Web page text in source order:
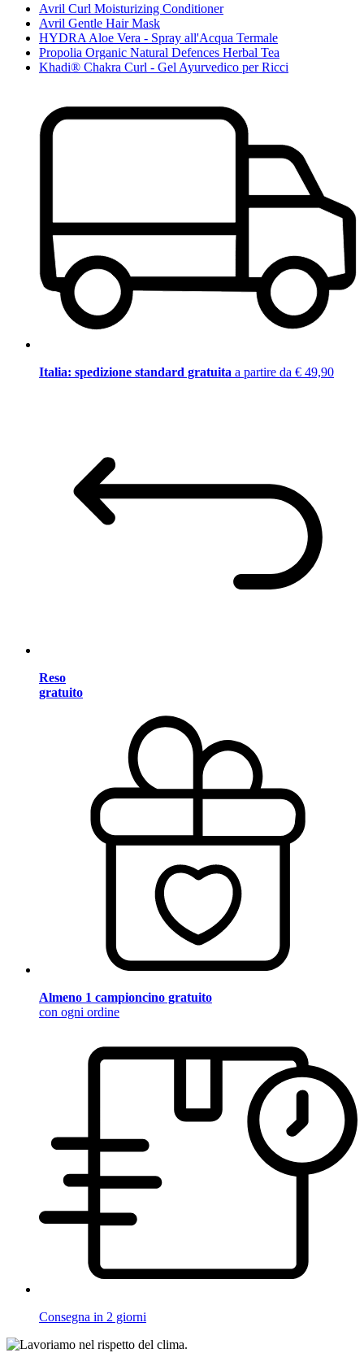
Avril Curl Moisturizing Conditioner
Avril Gentle Hair Mask
HYDRA Aloe Vera - Spray all'Acqua Termale
Propolia Organic Natural Defences Herbal Tea
Khadi® Chakra Curl - Gel Ayurvedico per Ricci
Italia: spedizione standard gratuita a partire da € 49,90
Reso
gratuito
Almeno 1 campioncino gratuito
con ogni ordine
Consegna in 2 giorni